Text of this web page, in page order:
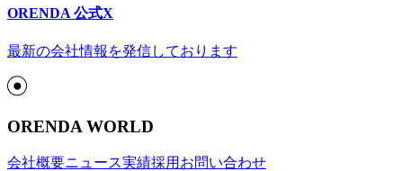
ORENDA 公式X
最新の会社情報を発信しております
ORENDA WORLD
会社概要ニュース実績採用 お問い合わせ